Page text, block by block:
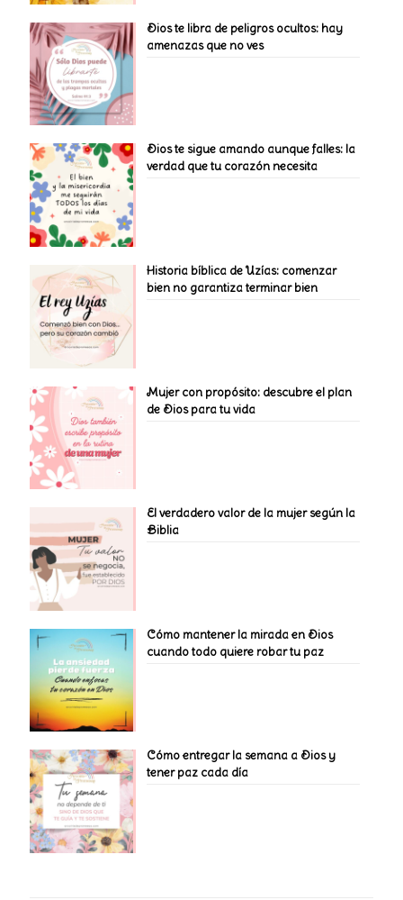
Dios te libra de peligros ocultos: hay
amenazas que no ves
Dios te sigue amando aunque falles: la
verdad que tu corazón necesita
Historia bíblica de Uzías: comenzar
bien no garantiza terminar bien
Mujer con propósito: descubre el plan
de Dios para tu vida
El verdadero valor de la mujer según la
Biblia
Cómo mantener la mirada en Dios
cuando todo quiere robar tu paz
Cómo entregar la semana a Dios y
tener paz cada día